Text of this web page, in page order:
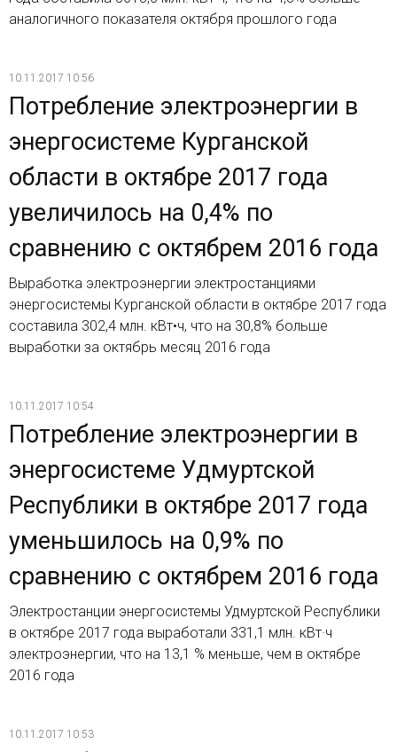
аналогичного показателя октября прошлого года
10.11.2017 10:56
Потребление электроэнергии в
энергосистеме Курганской
области в октябре 2017 года
увеличилось на 0,4% по
сравнению с октябрем 2016 года
Выработка электроэнергии электростанциями
энергосистемы Курганской области в октябре 2017 года
составила 302,4 млн. кВт•ч, что на 30,8% больше
выработки за октябрь месяц 2016 года
10.11.2017 10:54
Потребление электроэнергии в
энергосистеме Удмуртской
Республики в октябре 2017 года
уменьшилось на 0,9% по
сравнению с октябрем 2016 года
Электростанции энергосистемы Удмуртской Республики
в октябре 2017 года выработали 331,1 млн. кВт·ч
электроэнергии, что на 13,1 % меньше, чем в октябре
2016 года
10.11.2017 10:53